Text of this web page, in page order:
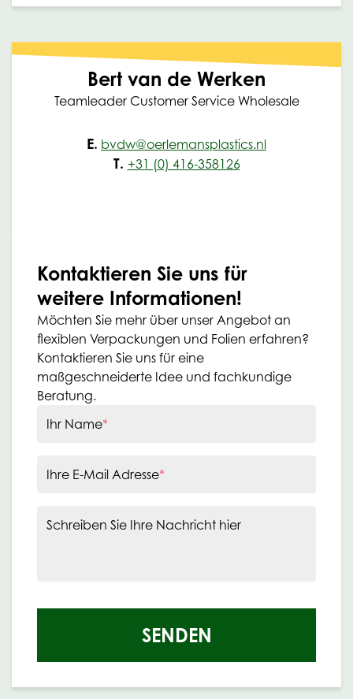
Bert van de Werken
Teamleader Customer Service Wholesale
E. bvdw@oerlemansplastics.nl
T. +31 (0) 416-358126
Kontaktieren Sie uns für
weitere Informationen!
Möchten Sie mehr über unser Angebot an
flexiblen Verpackungen und Folien erfahren?
Kontaktieren Sie uns für eine
maßgeschneiderte Idee und fachkundige
Beratung.
Ihr Name*
Ihre E-Mail Adresse*
Schreiben Sie Ihre Nachricht hier
SENDEN